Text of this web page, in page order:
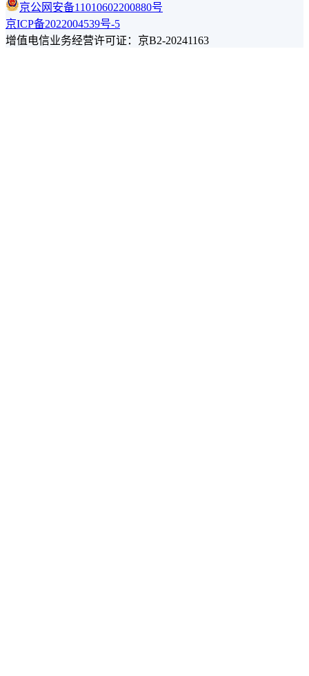
京公网安备11010602200880号
京ICP备2022004539号-5
增值电信业务经营许可证：京B2-20241163